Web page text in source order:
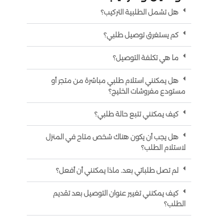
هل تشمل الطلبية التركيب؟
كم يستغرق توصيل طلبي؟
ما هي تكلفة التوصيل؟
هل يمكنني استلام طلبي مباشرة من متجر أو
مستودع مفروشات الخليج؟
كيف يمكنني تتبع حالة طلبي؟
هل يجب أن يكون هناك شخص متاح في المنزل
لاستلام الطلب؟
لم تصل طلباتي بعد. ماذا يمكنني أن أفعل؟
كيف يمكنني تغيير عنوان التوصيل بعد تقديم
الطلب؟